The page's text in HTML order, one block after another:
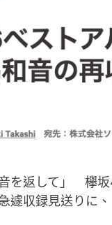
音を返して」 欅
遽収録見送りに